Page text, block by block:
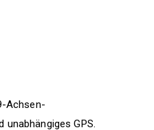
Achsen-
unabhängiges GPS.